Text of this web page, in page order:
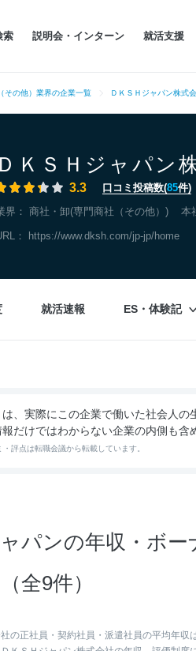
索 説明会・インターン 就活支援
その他）業界の企業一覧 ＤＫＳＨジャパン株式
ＤＫＳＨジャパン
3.3 口コミ投稿数(85件)
界： 商社・卸(専門商社（その他）) 本
： https://www.dksh.com/jp-jp/home
就活速報 ES・体験記
、実際にこの企業で働いた社会人の
だけではわからない企業の内側も含
評点は転職会議から転載しています。
パンの年収・ボ
全9件）
の正社員・契約社員・派遣社員の平均年